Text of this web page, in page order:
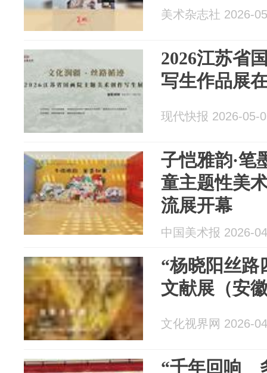
美术杂志社 2026-
2026江苏省
写生作品展
现代快报 2026-05-
子恺雅韵·
童主题性美
流展开幕
中国美术报 2026-
“杨晓阳丝路
文献展（安
文化视界网 2026-
“千年回响